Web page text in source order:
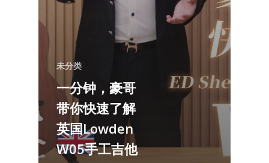
未分类
一分钟，豪哥
带你快速了解
英国Lowden
W05手工吉他